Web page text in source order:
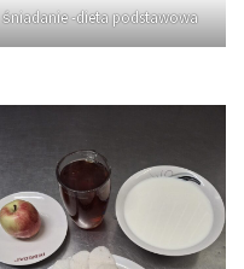
śniadanie -dieta podstawowa